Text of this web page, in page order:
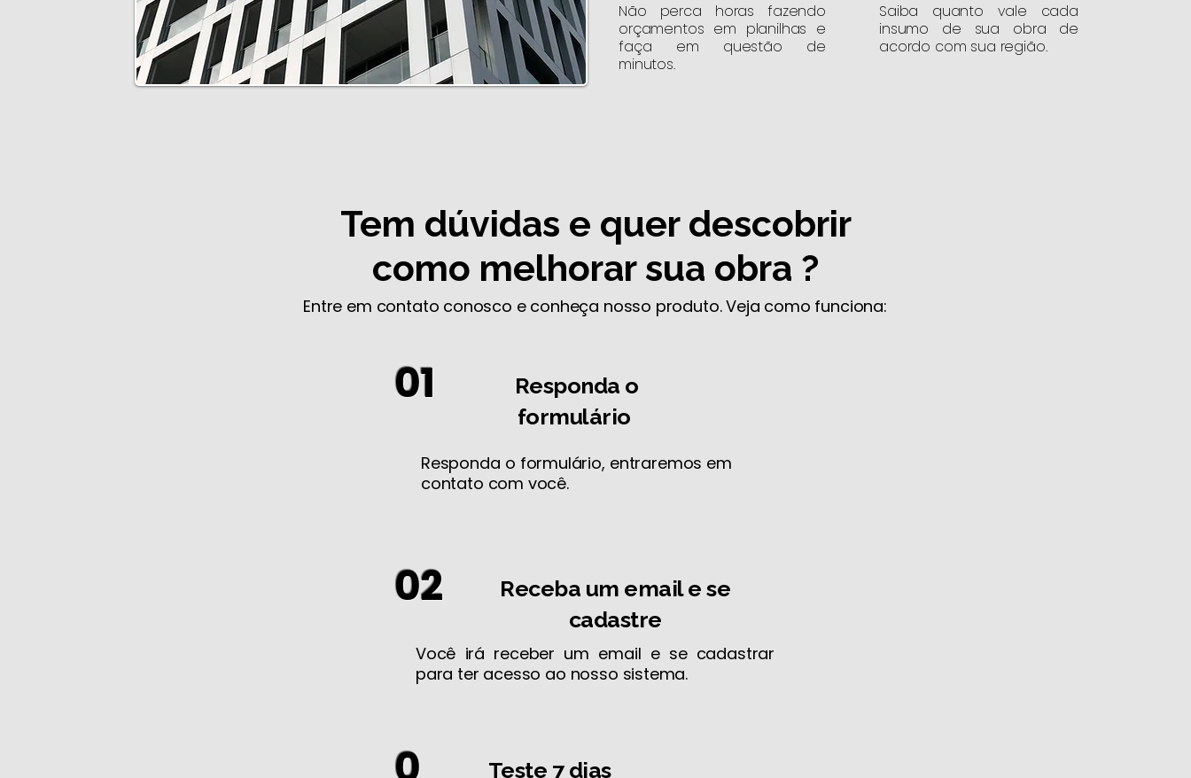
Não perca horas fazendo
orçamentos em planilhas e
faça em questão de
minutos.
Saiba quanto vale cada
insumo de sua obra de
acordo com sua região.
Tem dúvidas e quer descobrir
como melhorar sua obra ?
Entre em contato conosco e conheça nosso produto. Veja como funciona:
01
Responda o
formulário
Responda o formulário, entraremos em
contato com você.
02
Receba um email e se
cadastre
Você irá receber um email e se cadastrar
para ter acesso ao nosso sistema.
Teste 7 dias